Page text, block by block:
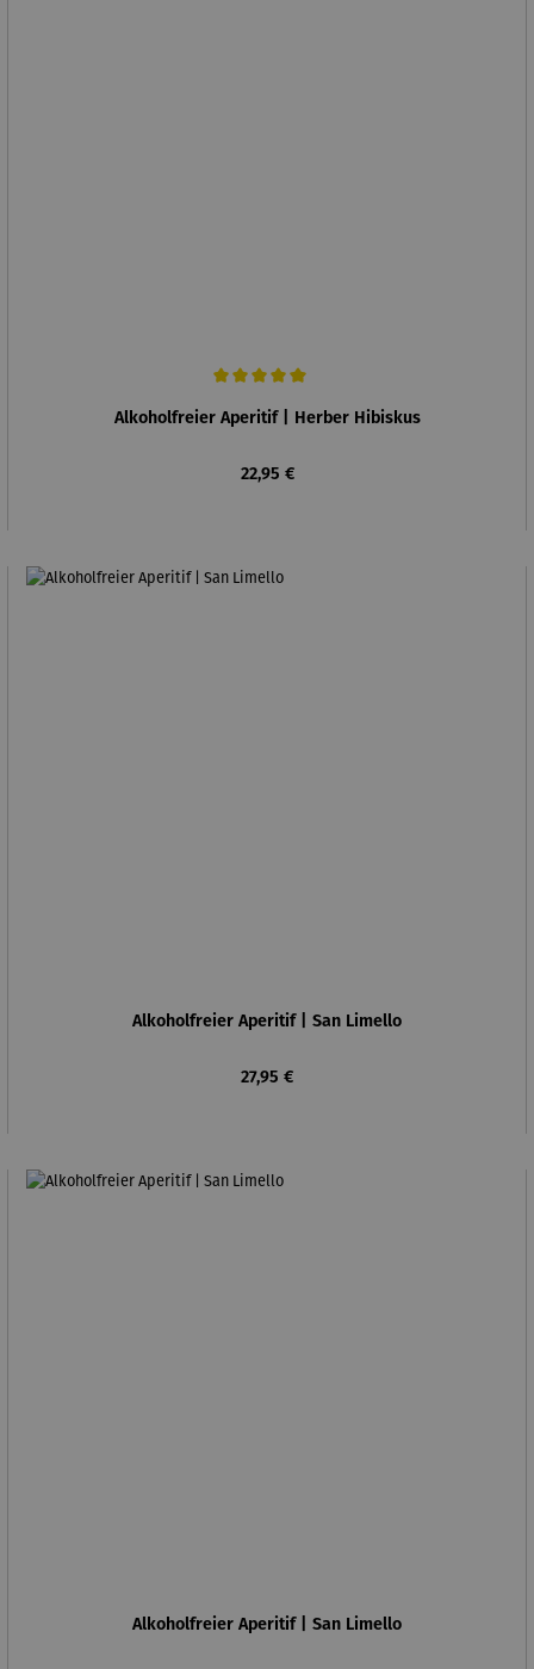
Alkoholfreier Aperitif | Herber Hibiskus
Regulärer Preis:
22,95 €
Alkoholfreier Aperitif | San Limello
Regulärer Preis:
27,95 €
Alkoholfreier Aperitif | San Limello